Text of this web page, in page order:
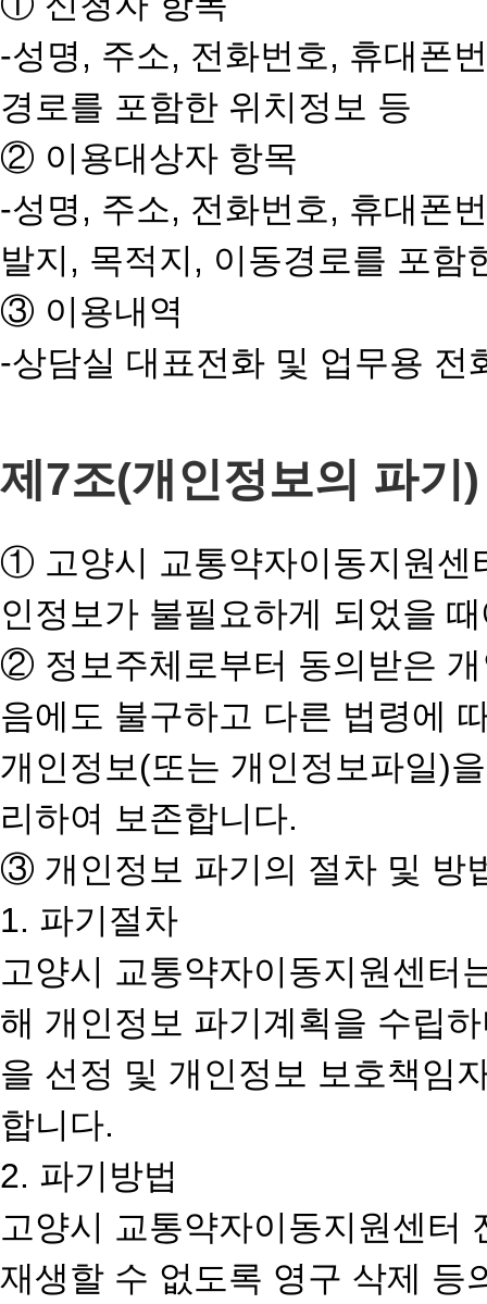
-성명, 주소, 전화번호, 휴대폰
경로를 포함한 위치정보 등
② 이용대상자 항목
-성명, 주소, 전화번호, 휴대폰
발지, 목적지, 이동경로를 포함
③ 이용내역
-상담실 대표전화 및 업무용
제7조(개인정보의 파기)
① 고양시 교통약자이동지원센
인정보가 불필요하게 되었을
② 정보주체로부터 동의받은
음에도 불구하고 다른 법령에
개인정보(또는 개인정보파일)
리하여 보존합니다.
③ 개인정보 파기의 절차 및 방
1. 파기절차
고양시 교통약자이동지원센터
해 개인정보 파기계획을 수립
을 선정 및 개인정보 보호책임
합니다.
2. 파기방법
고양시 교통약자이동지원센터
재생할 수 없도록 영구 삭제 등